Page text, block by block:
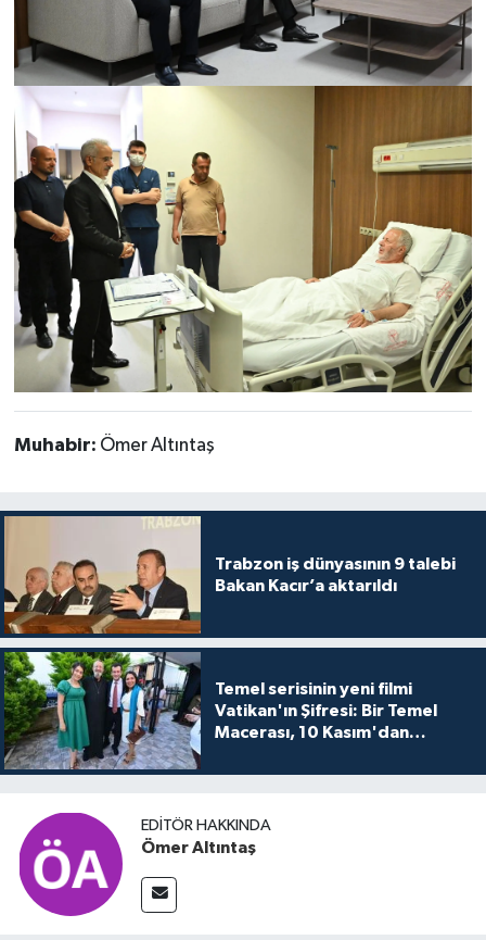
Muhabir: Ömer Altıntaş
Trabzon iş dünyasının 9 talebi
Bakan Kacır’a aktarıldı
Temel serisinin yeni filmi
Vatikan'ın Şifresi: Bir Temel
Macerası, 10 Kasım'dan
buluşuyo
EDITÖR HAKKINDA
Ömer Altıntaş